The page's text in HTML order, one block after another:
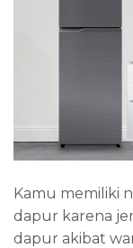
Kamu memiliki
dapur karena
dapur akibat